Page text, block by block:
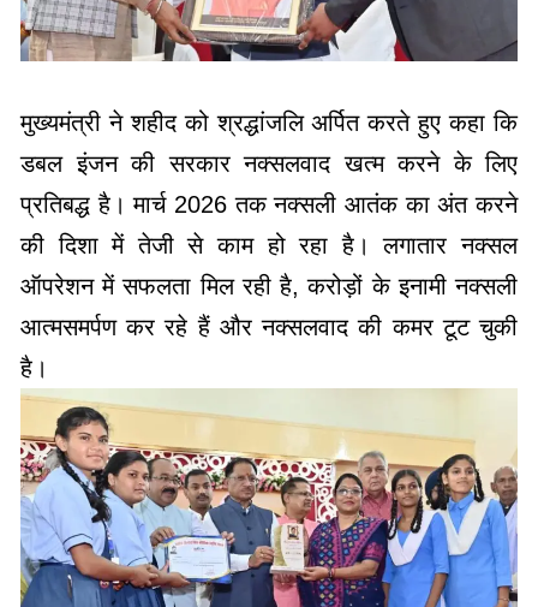
मुख्यमंत्री ने शहीद को श्रद्धांजलि अर्पित करते हुए कहा कि
डबल इंजन की सरकार नक्सलवाद खत्म करने के लिए
प्रतिबद्ध है। मार्च 2026 तक नक्सली आतंक का अंत करने
की दिशा में तेजी से काम हो रहा है। लगातार नक्सल
ऑपरेशन में सफलता मिल रही है, करोड़ों के इनामी नक्सली
आत्मसमर्पण कर रहे हैं और नक्सलवाद की कमर टूट चुकी
है।